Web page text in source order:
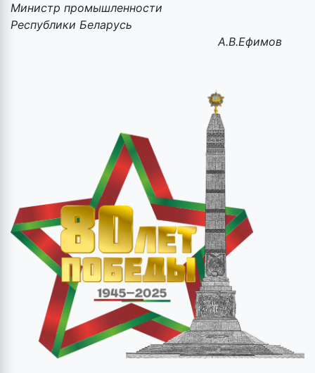
Министр промышленности
Республики Беларусь
А.В.Ефимов